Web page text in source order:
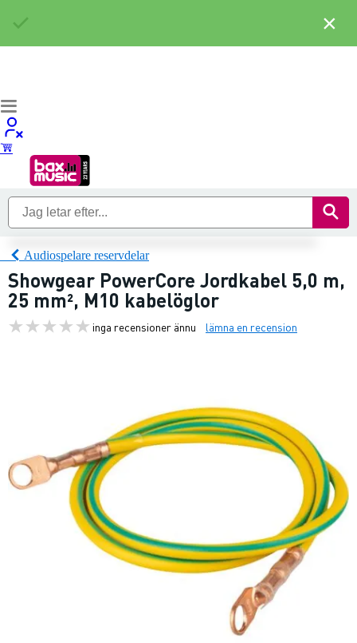
Audiospelare reservdelar
Showgear PowerCore Jordkabel 5,0 m,
25 mm², M10 kabelöglor
inga recensioner ännu lämna en recension
×